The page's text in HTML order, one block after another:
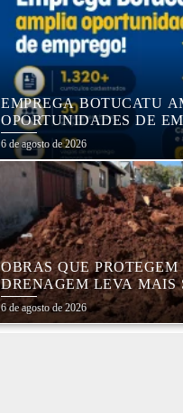
EMPREGA BOTUCATU
OPORTUNIDADES DE
1,3 MIL CURRÍCULOS
6 de agosto de 2026
OBRAS QUE
DRENAGEM LEVA MAIS
TRANQUILIDADE AOS
COHAB 5
6 de agosto de 2026